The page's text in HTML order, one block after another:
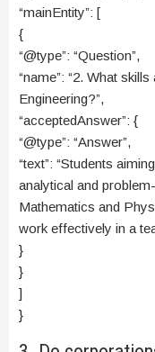
“mainEntity”: [
{
“@type”: “Question”,
“name”: “2. What
Engineering?”,
“acceptedAnswer”: {
“@type”: “Answer”,
“text”: “Students
analytical and
Mathematics and
work effectively in a
}
}
]
}